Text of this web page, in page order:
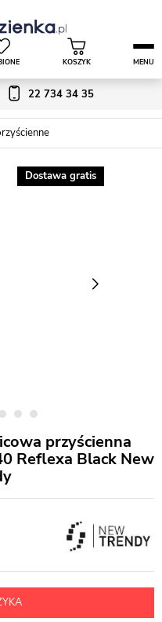
22 734 34 35
KOSZYK MENU
Dostawa gratis
przyścienna
Reflexa Black New